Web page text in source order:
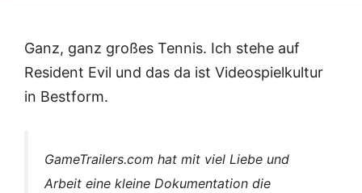
Ganz, ganz großes Tennis. Ich stehe auf
Resident Evil und das da ist Videospielkultur
in Bestform.
GameTrailers.com hat mit viel Liebe und
Arbeit eine kleine Dokumentation die